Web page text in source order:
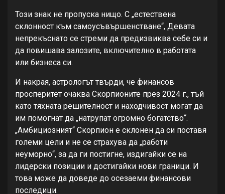
Този знак не пропуска нищо. С „естествена
склонност към самоусъвършенстване“, Девата
непрекъснато се стреми да предизвиква себе си и
да повишава залозите, включително в работата
или бизнеса си.
И накрая, астрологът твърди, че финансов
просперитет очаква Скорпионите през 2024 г., тъй
като тяхната решителност и находчивост могат да
им помогнат да „натрупат огромно богатство“.
„Амбициозният“ Скорпион е склонен да си поставя
големи цели и не се страхува да „работи
неуморно“, за да ги постигне, издигайки се на
лидерски позиции и достигайки нови граници. И
това може да доведе до осезаеми финансови
последици.